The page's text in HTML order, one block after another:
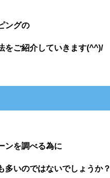
ングの
をご紹介していきます(^^)/
ンを調べる為に
多いのではないでしょうか？